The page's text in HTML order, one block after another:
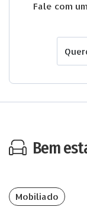
Fale com
Bem
Mobiliado